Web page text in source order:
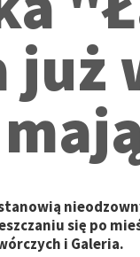
już
się po
i Galeria.